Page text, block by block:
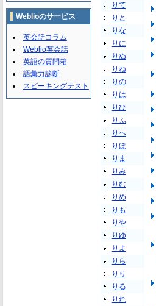
りて
りと
りな
りに
りぬ
りね
りの
りは
りひ
りふ
りへ
りほ
りま
りみ
りむ
りめ
りも
りや
りゆ
りよ
りら
りり
りる
りれ
Weblioのサービス
英会話コラム
Weblio英会話
英語の質問箱
語彙力診断
スピーキングテスト